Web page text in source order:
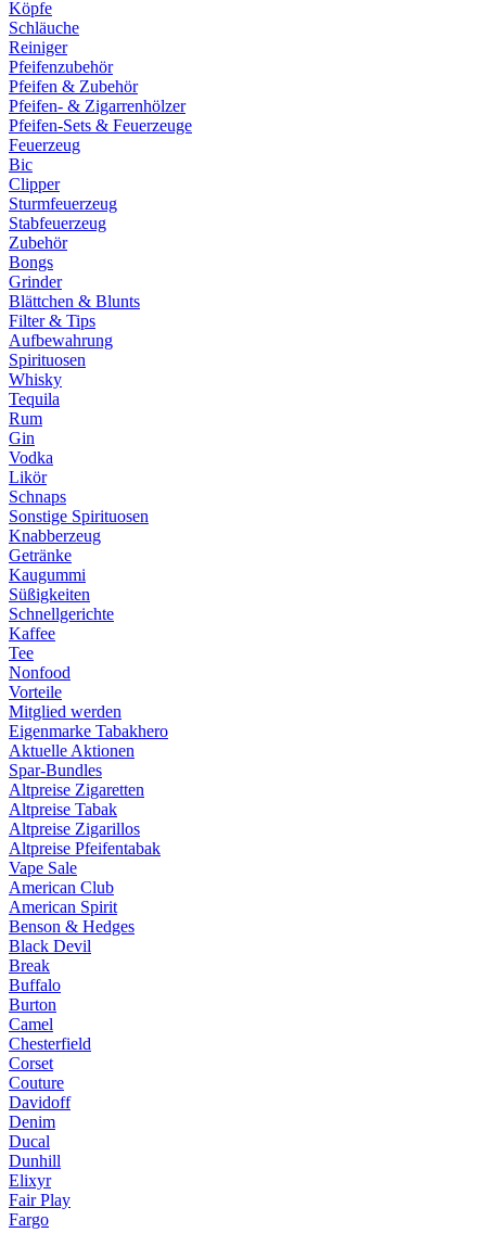
Köpfe
Schläuche
Reiniger
Pfeifenzubehör
Pfeifen & Zubehör
Pfeifen- & Zigarrenhölzer
Pfeifen-Sets & Feuerzeuge
Feuerzeug
Bic
Clipper
Sturmfeuerzeug
Stabfeuerzeug
Zubehör
Bongs
Grinder
Blättchen & Blunts
Filter & Tips
Aufbewahrung
Spirituosen
Whisky
Tequila
Rum
Gin
Vodka
Likör
Schnaps
Sonstige Spirituosen
Knabberzeug
Getränke
Kaugummi
Süßigkeiten
Schnellgerichte
Kaffee
Tee
Nonfood
Vorteile
Mitglied werden
Eigenmarke Tabakhero
Aktuelle Aktionen
Spar-Bundles
Altpreise Zigaretten
Altpreise Tabak
Altpreise Zigarillos
Altpreise Pfeifentabak
Vape Sale
American Club
American Spirit
Benson & Hedges
Black Devil
Break
Buffalo
Burton
Camel
Chesterfield
Corset
Couture
Davidoff
Denim
Ducal
Dunhill
Elixyr
Fair Play
Fargo